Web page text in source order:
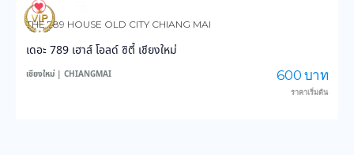
146
THE 789 HOUSE OLD CITY CHIANG MAI
เดอะ 789 เฮาส์ โอลด์ ซิตี้ เชียงใหม่
เชียงใหม่ | CHIANGMAI 600 บาท
ราคาเริ่มต้น